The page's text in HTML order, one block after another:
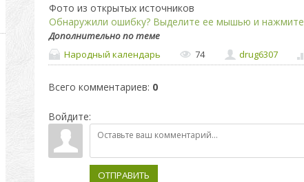
Фото из открытых источников
Обнаружили ошибку? Выделите ее мышью и нажмите
Дополнительно по теме
Народный календарь
74 drug6307
Всего комментариев: 0
Войдите:
ОТПРАВИТЬ